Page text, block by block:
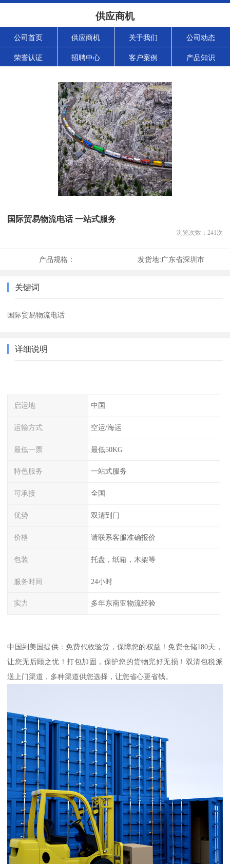
供应商机
公司首页 供应商机 关于我们 公司动态
荣誉认证 招聘中心 客户案例 产品知识
国际贸易物流电话 一站式服务
浏览次数： 241次
产品规格： 发货地:广东省深圳市
关键词
国际贸易物流电话
详细说明
启运地 中国
运输方式 空运/海运
最低一票 最低50KG
特色服务 一站式服务
可承接 全国
优势 双清到门
价格 请联系客服准确报价
包装 托盘，纸箱，木架等
服务时间 24小时
实力 多年东南亚物流经验
中国到美国提供：免费代收验货，保障您的权益！免费仓储180天，
让您无后顾之忧！打包加固，保护您的货物完好无损！双清包税派
送上门渠道，多种渠道供您选择，让您省心更省钱。